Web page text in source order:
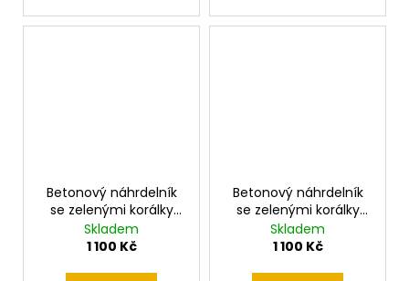
Betonový náhrdelník
se zelenými korálky
KROBO BEADS
Skladem
1 100 Kč
Betonový náhrdelník
se zelenými korálky
KROBO BEADS +
bronzovými korálky
Skladem
1 100 Kč